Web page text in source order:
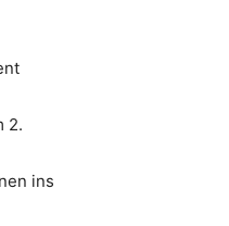
2.
ins